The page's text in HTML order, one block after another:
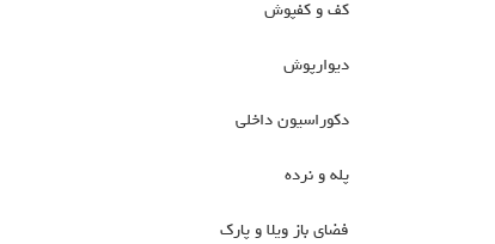
کف و کفپوش
دیوارپوش
دکوراسیون داخلی
پله و نرده
فضای باز ویلا و پارک